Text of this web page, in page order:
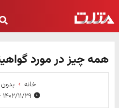
همه چیز در مورد
خانه
بدون